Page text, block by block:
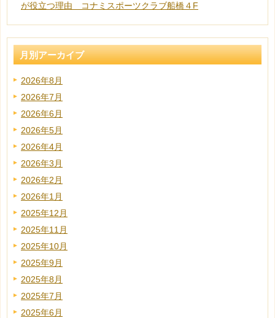
が役立つ理由 コナミスポーツクラブ船橋４F
月別アーカイブ
2026年8月
2026年7月
2026年6月
2026年5月
2026年4月
2026年3月
2026年2月
2026年1月
2025年12月
2025年11月
2025年10月
2025年9月
2025年8月
2025年7月
2025年6月